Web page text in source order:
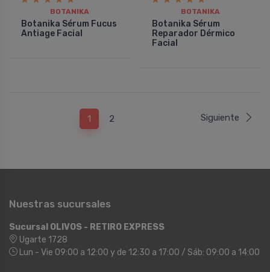
BOTANIKA
Botanika Sérum Fucus
Antiage Facial
BOTANIKA
Botanika Sérum
Reparador Dérmico
Facial
1 2 Siguiente
Nuestras sucursales
Sucursal OLIVOS - RETIRO EXPRESS
Ugarte 1728
Lun - Vie 09:00 a 12:00 y de 12:30 a 17:00 / Sáb: 09:00 a 14:00